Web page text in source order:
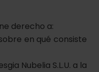
derecho a:
en qué consiste
Nubelia S.L.U. a la